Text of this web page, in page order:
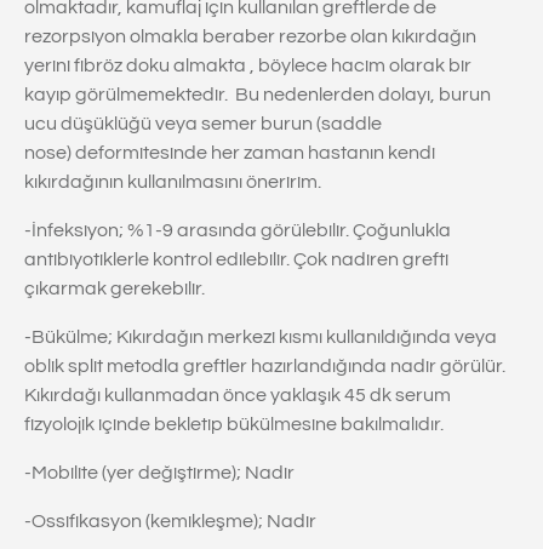
olmaktadır, kamuflaj için kullanılan greftlerde de
rezorpsiyon olmakla beraber rezorbe olan kıkırdağın
yerini fibröz doku almakta , böylece hacim olarak bir
kayıp görülmemektedir. Bu nedenlerden dolayı, burun
ucu düşüklüğü veya semer burun (saddle
nose) deformitesinde her zaman hastanın kendi
kıkırdağının kullanılmasını öneririm.
-İnfeksiyon; %1-9 arasında görülebilir. Çoğunlukla
antibiyotiklerle kontrol edilebilir. Çok nadiren grefti
çıkarmak gerekebilir.
-Bükülme; Kıkırdağın merkezi kısmı kullanıldığında veya
oblik split metodla greftler hazırlandığında nadir görülür.
Kıkırdağı kullanmadan önce yaklaşık 45 dk serum
fizyolojik içinde bekletip bükülmesine bakılmalıdır.
-Mobilite (yer değiştirme); Nadir
-Ossifikasyon (kemikleşme); Nadir